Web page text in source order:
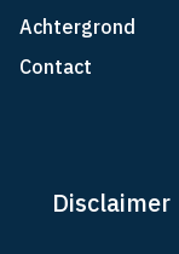
Achtergrond
Contact
Disclaimer